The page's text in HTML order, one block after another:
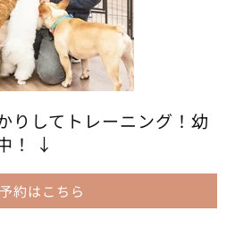
りしてトレーニング！幼
！ ↓
約はこちら